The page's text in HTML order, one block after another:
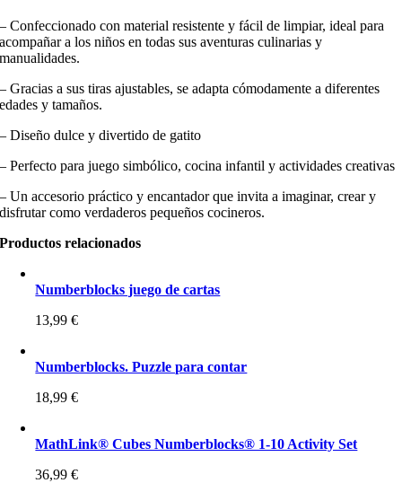
– Confeccionado con material resistente y fácil de limpiar, ideal para
acompañar a los niños en todas sus aventuras culinarias y
manualidades.
– Gracias a sus tiras ajustables, se adapta cómodamente a diferentes
edades y tamaños.
– Diseño dulce y divertido de gatito
– Perfecto para juego simbólico, cocina infantil y actividades creativas
– Un accesorio práctico y encantador que invita a imaginar, crear y
disfrutar como verdaderos pequeños cocineros.
Productos relacionados
Numberblocks juego de cartas
13,99€
Numberblocks. Puzzle para contar
18,99€
MathLink® Cubes Numberblocks® 1-10 Activity Set
36,99€